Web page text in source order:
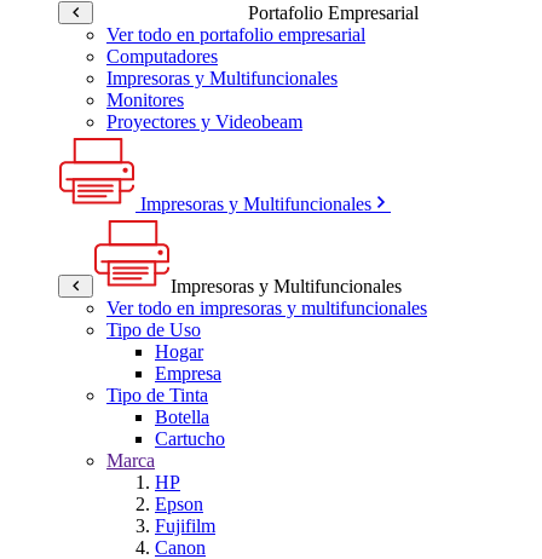
Portafolio Empresarial
Ver todo en portafolio empresarial
Computadores
Impresoras y Multifuncionales
Monitores
Proyectores y Videobeam
Impresoras y Multifuncionales
Impresoras y Multifuncionales
Ver todo en impresoras y multifuncionales
Tipo de Uso
Hogar
Empresa
Tipo de Tinta
Botella
Cartucho
Marca
HP
Epson
Fujifilm
Canon